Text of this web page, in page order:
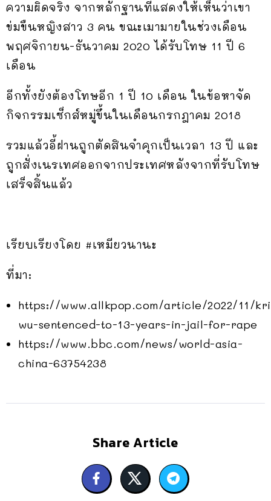
ความผิดจริง จากหลักฐานที่แสดงให้เห็นว่าเขา
ข่มขืนหญิงสาว 3 คน ขณะเมามายในช่วงเดือน
พฤศจิกายน-ธันวาคม 2020 ได้รับโทษ 11 ปี 6
เดือน
อีกทั้งยังต้องโทษอีก 1 ปี 10 เดือน ในข้อหาจัด
กิจกรรมเซ็กส์หมู่ขึ้นในเดือนกรกฎาคม 2018
รวมแล้วอี้ฝานถูกตัดสินจำคุกเป็นเวลา 13 ปี และ
ถูกสั่งเนรเทศออกจากประเทศหลังจากที่รับโทษ
เสร็จสิ้นแล้ว
เรียบเรียงโดย #เหมียวนานะ
ที่มา:
https://www.allkpop.com/article/2022/11/
wu-sentenced-to-13-years-in-jail-for-rape
https://www.bbc.com/news/world-asia-
china-63754238
Share Article